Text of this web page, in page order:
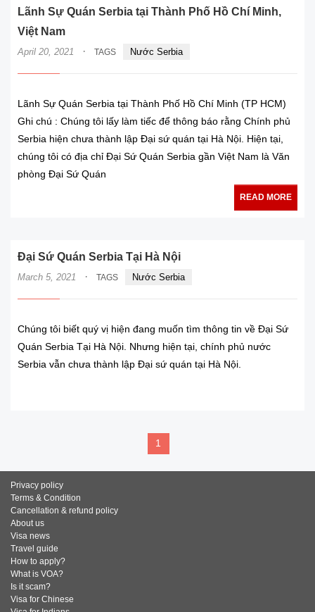
Lãnh Sự Quán Serbia tại Thành Phố Hồ Chí Minh,
Việt Nam
April 20, 2021 · TAGS Nước Serbia
Lãnh Sự Quán Serbia tại Thành Phố Hồ Chí Minh (TP HCM)
Ghi chú : Chúng tôi lấy làm tiếc để thông báo rằng Chính phủ
Serbia hiện chưa thành lập Đại sứ quán tại Hà Nội. Hiện tại,
chúng tôi có địa chỉ Đại Sứ Quán Serbia gần Việt Nam là Văn
phòng Đại Sứ Quán
READ MORE
Đại Sứ Quán Serbia Tại Hà Nội
March 5, 2021 · TAGS Nước Serbia
Chúng tôi biết quý vị hiện đang muốn tìm thông tin về Đại Sứ
Quán Serbia Tại Hà Nội. Nhưng hiện tại, chính phủ nước
Serbia vẫn chưa thành lập Đại sứ quán tại Hà Nội.
1
Privacy policy
Terms & Condition
Cancellation & refund policy
About us
Visa news
Travel guide
How to apply?
What is VOA?
Is it scam?
Visa for Chinese